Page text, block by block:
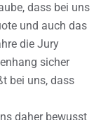
dass bei uns
und auch das
die Jury
sicher
bei uns, dass
daher bewusst